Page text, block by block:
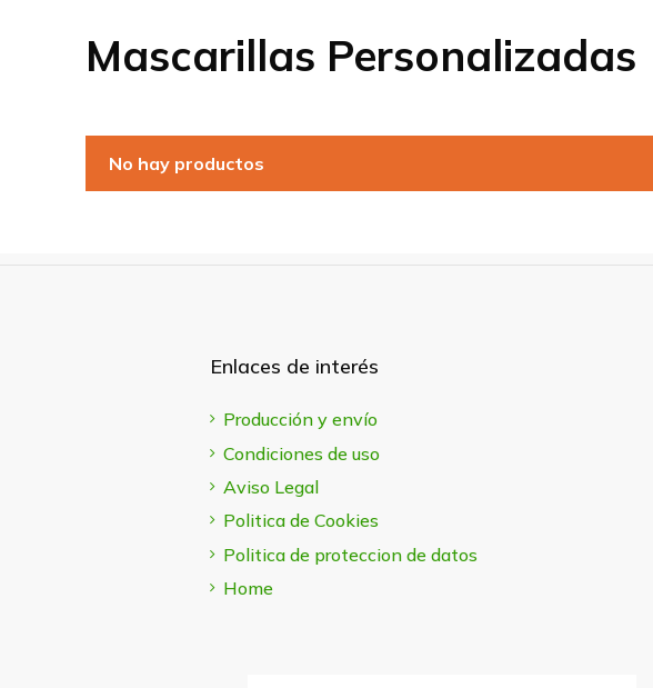
Mascarillas Personalizadas
No hay productos
Enlaces de interés
Producción y envío
Condiciones de uso
Aviso Legal
Politica de Cookies
Politica de proteccion de datos
Home